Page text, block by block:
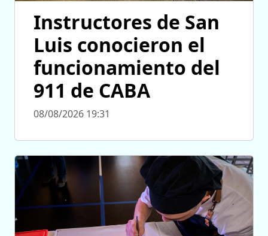
Instructores de San
Luis conocieron el
funcionamiento del
911 de CABA
08/08/2026 19:31